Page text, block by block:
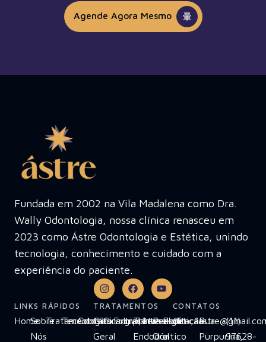
Agende Agora Mesmo
Fundada em 2002 na Vila Madalena como Dra.
Wally Odontologia, nossa clínica renasceu em
2023 como Ástre Odontologia e Estética, unindo
tecnologia, conhecimento e cuidado com a
experiência do paciente.
LINKS RÁPIDOS
HomeSobre
Nós
Tratamentos
Tecnologias
Contato
TRATAMENTOS
Clínica
Geral
Cirurgias
Extrações
Implante
Tratamento
Endodôntico
Invisalign
Reabilitação
Oral
Estética
e
CONTATOS
Rua
Purpurina,
(11)
97628-